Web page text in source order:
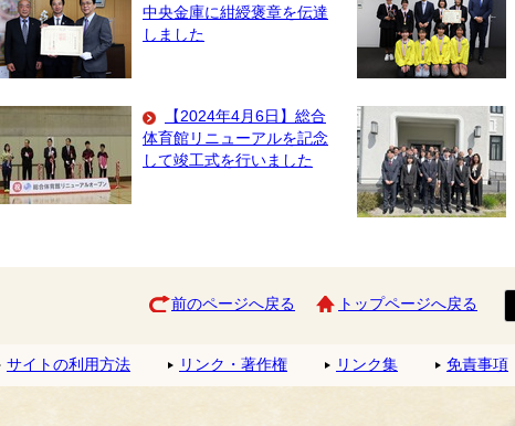
中央金庫に紺綬褒章を伝達
しました
【2024年4月6日】総合
体育館リニューアルを記念
して竣工式を行いました
前のページへ戻る トップページへ戻る
サイトの利用方法 リンク・著作権 リンク集 免責事項